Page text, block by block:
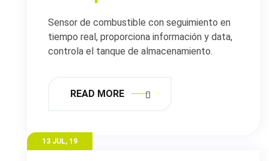
Sensor de combustible con seguimiento en
tiempo real, proporciona información y data,
controla el tanque de almacenamiento.
READ MORE
13 JUL, 19